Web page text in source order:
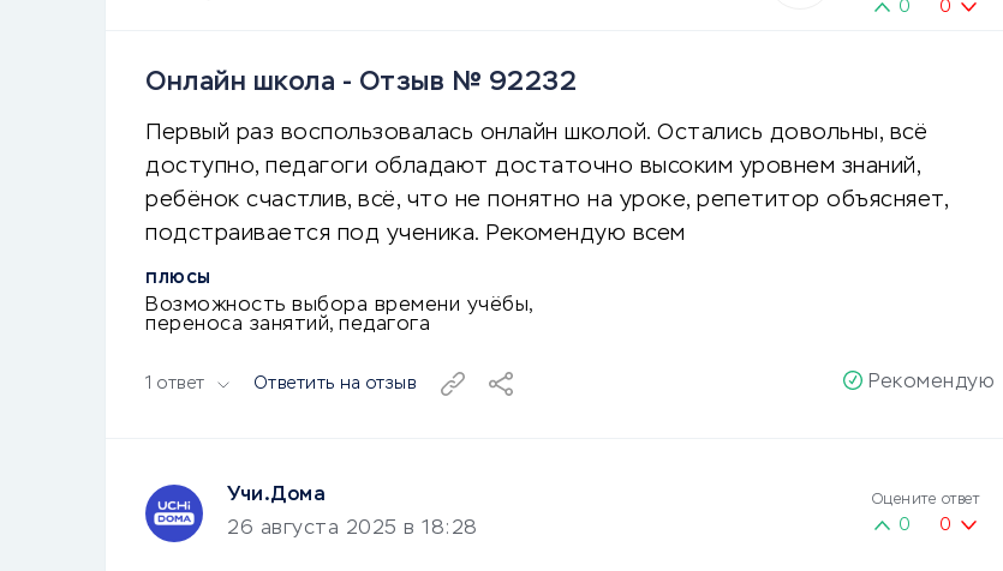
0 0
Онлайн школа - Отзыв № 92232
Первый раз воспользовалась онлайн школой. Остались довольны, всё
доступно, педагоги обладают достаточно высоким уровнем знаний,
ребёнок счастлив, всё, что не понятно на уроке, репетитор объясняет,
подстраивается под ученика. Рекомендую всем
ПЛЮСЫ
Возможность выбора времени учёбы,
переноса занятий, педагога
1 ответ Ответить на отзыв Рекомендую
Учи.Дома
26 августа 2025 в 18:28
Оцените ответ
0 0